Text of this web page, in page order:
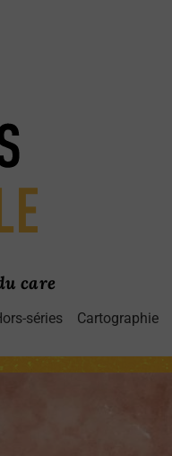
care
séries Cartographie